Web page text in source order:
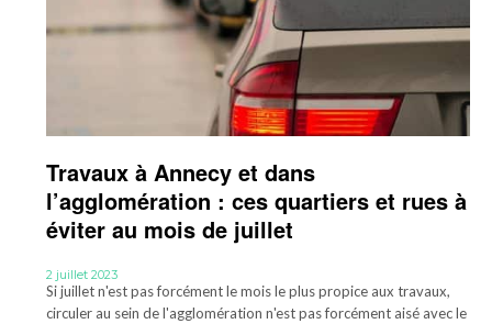
Travaux à Annecy et dans
l’agglomération : ces quartiers et rues à
éviter au mois de juillet
2 juillet 2023
Si juillet n'est pas forcément le mois le plus propice aux travaux,
circuler au sein de l'agglomération n'est pas forcément aisé avec le